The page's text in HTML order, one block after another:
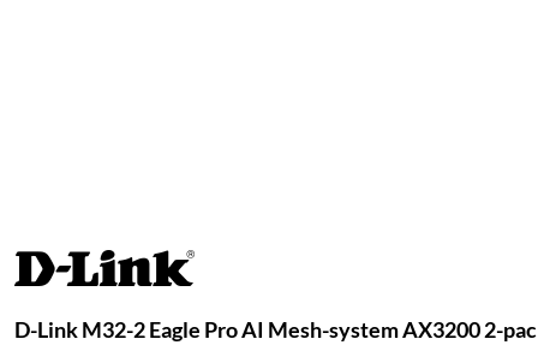
D-Link M32-2 Eagle Pro AI Mesh-system AX3200 2-